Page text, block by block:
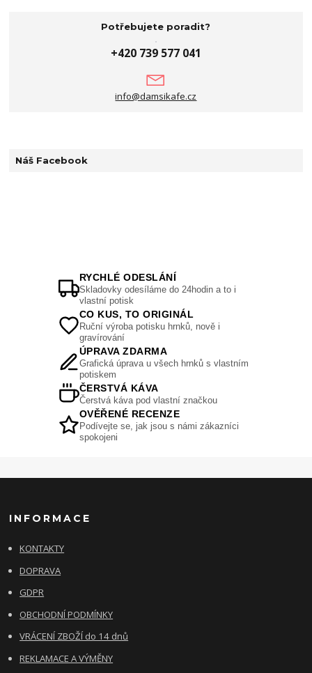
Potřebujete poradit?
+420 739 577 041
info@damsikafe.cz
Náš Facebook
RYCHLÉ ODESLÁNÍ
Skladovky odesíláme do 24hodin a to i
vlastní potisk
CO KUS, TO ORIGINÁL
Ruční výroba potisku hrnků, nově i
gravírování
ÚPRAVA ZDARMA
Grafická úprava u všech hrnků s vlastním
potiskem
ČERSTVÁ KÁVA
Čerstvá káva pod vlastní značkou
OVĚŘENÉ RECENZE
Podívejte se, jak jsou s námi zákazníci
spokojeni
INFORMACE
KONTAKTY
DOPRAVA
GDPR
OBCHODNÍ PODMÍNKY
VRÁCENÍ ZBOŽÍ do 14 dnů
REKLAMACE A VÝMĚNY